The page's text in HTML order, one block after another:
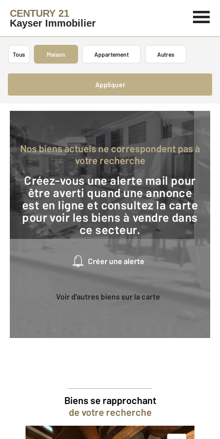
CENTURY 21
Kayser Immobilier
Tous Maison Appartement Autres
Appliquer
Nos biens actuels ne correspondent pas à
votre recherche
Créez-vous une alerte mail pour
être averti quand une annonce
est en ligne et consultez la carte
pour voir les biens à vendre dans
ce secteur.
Créer une alerte
Voir d'autres biens sur la carte
Biens se rapprochant
de votre recherche